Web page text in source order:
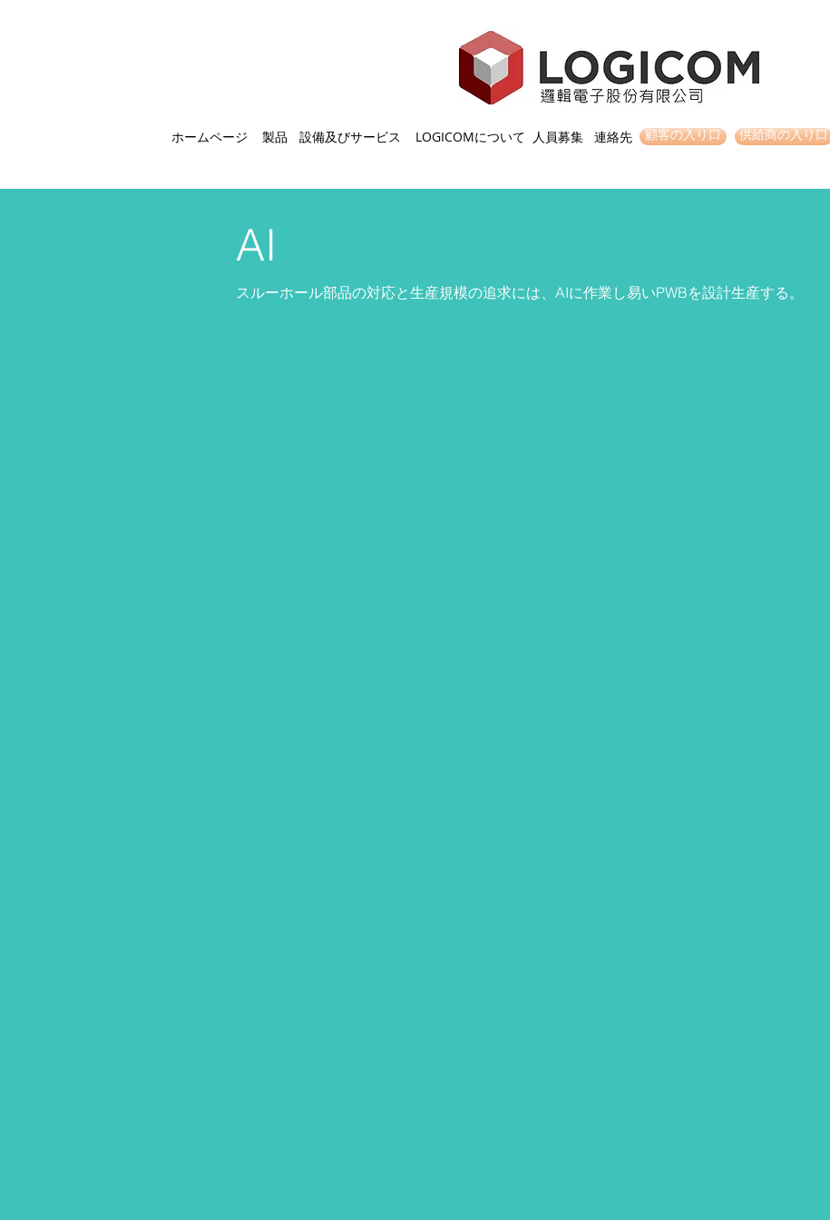
ホームページ 製品 設備及びサービス LOGICOMについて 人員募集 連絡先 顧客の入り口 供給商の入り口
AI
スルーホール部品の対応と生産規模の追求には、AIに作業し易いPWBを設計生産する。